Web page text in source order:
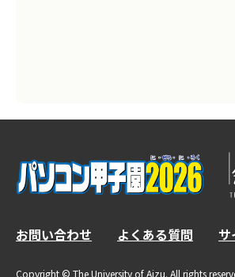
お問い合わせ よくある質問
Copyright © The University of Aizu. All rights